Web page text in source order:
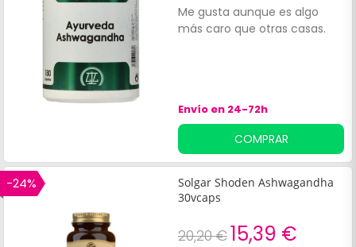
Me gusta aunque es algo
más caro que otras casas.
Envío en 24-72h
COMPRAR
-24%
Solgar Shoden Ashwagandha
30vcaps
20,20 €15,39 €